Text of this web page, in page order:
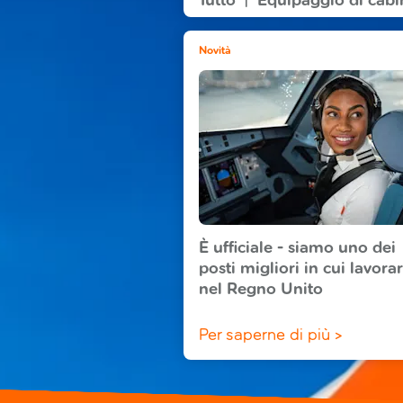
Novità
È ufficiale - siamo uno dei
posti migliori in cui
nel Regno Unito
Per saperne di più >